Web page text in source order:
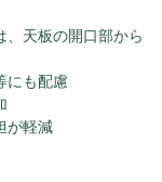
天板の開口部から
にも配慮
が軽減